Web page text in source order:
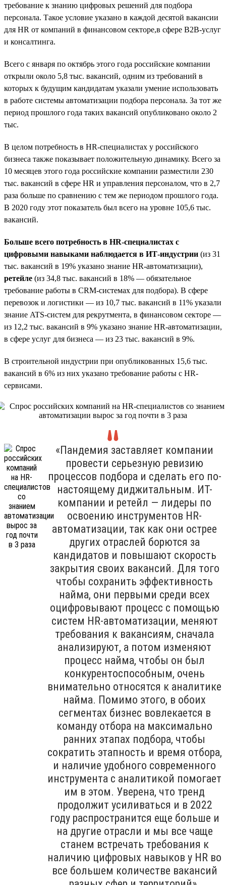
требование к знанию цифровых решений для подбора
персонала. Такое условие указано в каждой десятой вакансии
для HR от компаний в финансовом секторе,в сфере B2B-услуг
и консалтинга.
Всего с января по октябрь этого года российские компании
открыли около 5,8 тыс. вакансий, одним из требований в
которых к будущим кандидатам указали умение использовать
в работе системы автоматизации подбора персонала. За тот же
период прошлого года таких вакансий опубликовано около 2
тыс.
В целом потребность в HR-специалистах у российского
бизнеса также показывает положительную динамику. Всего за
10 месяцев этого года российские компании разместили 230
тыс. вакансий в сфере HR и управления персоналом, что в 2,7
раза больше по сравнению с тем же периодом прошлого года.
В 2020 году этот показатель был всего на уровне 105,6 тыс.
вакансий.
Больше всего потребность в HR-специалистах с
цифровыми навыками наблюдается в ИТ-индустрии (из 31
тыс. вакансий в 19% указано знание HR-автоматизации),
ретейле (из 34,8 тыс. вакансий в 18% — обязательное
требование работы в CRM-системах для подбора). В сфере
перевозок и логистики — из 10,7 тыс. вакансий в 11% указали
знание ATS-систем для рекрутмента, в финансовом секторе —
из 12,2 тыс. вакансий в 9% указано знание HR-автоматизации,
в сфере услуг для бизнеса — из 23 тыс. вакансий в 9%.
В строительной индустрии при опубликованных 15,6 тыс.
вакансий в 6% из них указано требование работы с HR-
сервисами.
«Пандемия заставляет компании
провести серьезную ревизию
процессов подбора и сделать его по-
настоящему диджитальным. ИТ-
компании и ретейл — лидеры по
освоению инструментов HR-
автоматизации, так как они острее
других отраслей борются за
кандидатов и повышают скорость
закрытия своих вакансий. Для того
чтобы сохранить эффективность
найма, они первыми среди всех
оцифровывают процесс с помощью
систем HR-автоматизации, меняют
требования к вакансиям, сначала
анализируют, а потом изменяют
процесс найма, чтобы он был
конкурентоспособным, очень
внимательно относятся к аналитике
найма. Помимо этого, в обоих
сегментах бизнес вовлекается в
команду отбора на максимально
ранних этапах подбора, чтобы
сократить этапность и время отбора,
и наличие удобного современного
инструмента с аналитикой помогает
им в этом. Уверена, что тренд
продолжит усиливаться и в 2022
году распространится еще больше и
на другие отрасли и мы все чаще
станем встречать требования к
наличию цифровых навыков у HR во
все большем количестве вакансий